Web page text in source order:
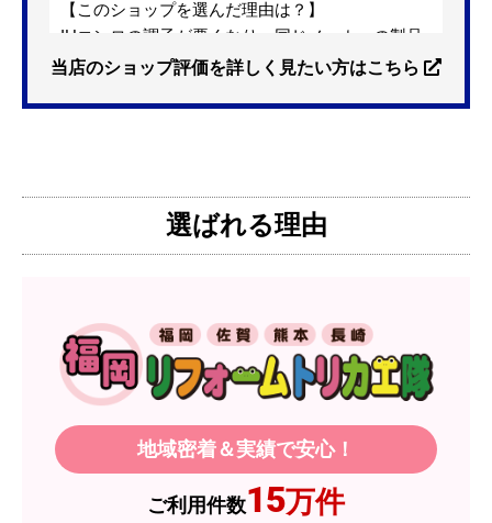
【このショップを選んだ理由は？】
IHコンロの調子が悪くなり、同じメーカーの製品
を探していました。ただ、3口から2口のものへ変
は需要が少なく製品によっては割高になるとのこ
ろ、希望した製品が量販店よりかなり安い価格で
あったので購入いたしました。
【その他感想・コメント】
製品価格もですが、設置や保証なども充実してい
るので、今後も頼りになるショップの一つです。
2026年7月3日 19:01
当店のショップ評価を詳しく見たい方はこちら
選ばれる理由
地域密着＆実績で安心！
ご利用件数15万件